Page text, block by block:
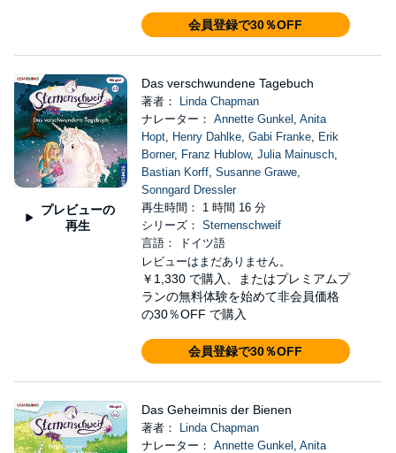
会員登録で30％OFF
プレビューの
再生
Das verschwundene Tagebuch
著者：
Linda Chapman
ナレーター： Annette Gunkel , Anita
Hopt, Henry Dahlke, Gabi Franke, Erik
Borner, Franz Hublow, Julia Mainusch,
Bastian Korff, Susanne Grawe,
Sonngard Dressler
再生時間： 1 時間 16 分
シリーズ： Sternenschweif
言語： ドイツ語
レビューはまだありません。
￥1,330 で購入、またはプレミアムプ
ランの無料体験を始めて非会員価格
の30％OFF で購入
会員登録で30％OFF
Das Geheimnis der Bienen
著者：
Linda Chapman
ナレーター： Annette Gunkel , Anita